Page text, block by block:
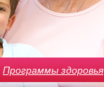
Программы здоровья